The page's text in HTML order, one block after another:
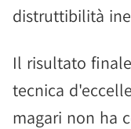
distruttibilità
Il risultato
tecnica
magari non ha